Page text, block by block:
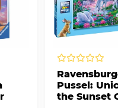
Pussel:
the Sunset